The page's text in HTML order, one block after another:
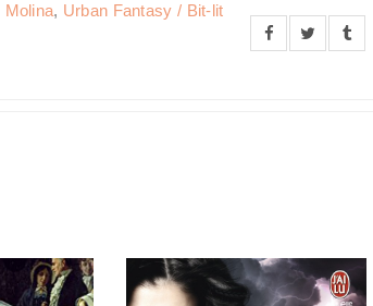
Molina, Urban Fantasy / Bit-lit